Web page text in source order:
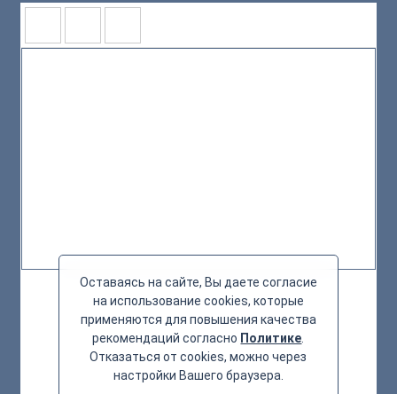
Оставаясь на сайте, Вы даете согласие
на использование cookies, которые
применяются для повышения качества
рекомендаций согласно Политике
Отказаться от cookies, можно через
настройки Вашего браузера.